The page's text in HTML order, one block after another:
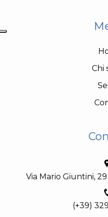
Chi
Via Mario Giuntini,
(+39)